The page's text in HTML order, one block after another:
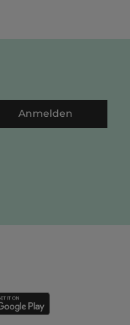
Anmelden